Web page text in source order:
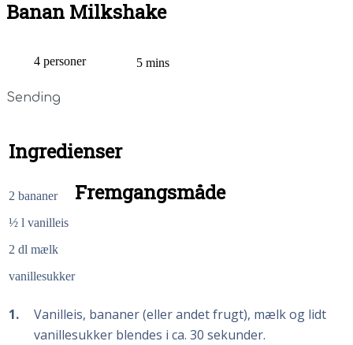
Banan Milkshake
4 personer 5 mins
Sending
Ingredienser
2 bananer
½ l vanilleis
2 dl mælk
vanillesukker
Fremgangsmåde
1
Vanilleis, bananer (eller andet frugt), mælk og lidt
vanillesukker blendes i ca. 30 sekunder.